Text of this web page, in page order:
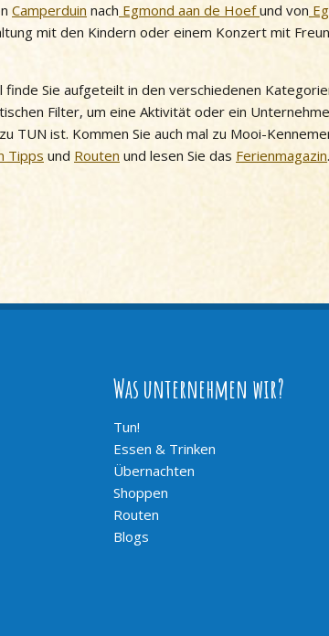
Camperduin nach Egmond aan de Hoefund von
mit den Kindern oder einem Konzert mit
finde Sie aufgeteilt in den verschiedenen
Filter, um eine Aktivität oder ein
TUN ist. Kommen Sie auch mal zu Mooi-
Tipps und Routen und lesen Sie das Ferienmagazin
Was unternehmen wir?
Tun!
Essen & Trinken
Übernachten
Shoppen
Routen
Blogs